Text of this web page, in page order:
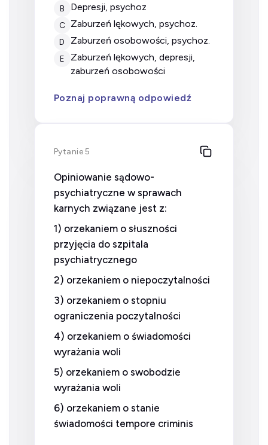
B depresji, psychoz
C zaburzeń lękowych, psychoz.
D zaburzeń osobowości, psychoz.
E
zaburzeń lękowych, depresji,
zaburzeń osobowości
Poznaj poprawną odpowiedź
Pytanie 5
Opiniowanie sądowo-
psychiatryczne w sprawach
karnych związane jest z:
1) orzekaniem o słuszności
przyjęcia do szpitala
psychiatrycznego
2) orzekaniem o niepoczytalności
3) orzekaniem o stopniu
ograniczenia poczytalności
4) orzekaniem o świadomości
wyrażania woli
5) orzekaniem o swobodzie
wyrażania woli
6) orzekaniem o stanie
świadomości tempore criminis